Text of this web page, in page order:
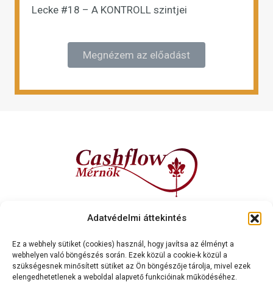
Adatvédelmi áttekintés
Ez a webhely sütiket (cookies) használ, hogy javítsa az élményt a
webhelyen való böngészés során. Ezek közül a cookie-k közül a
szükségesnek minősített sütiket az Ön böngészője tárolja, mivel ezek
elengedhetetlenek a weboldal alapvető funkcióinak működéséhez.
Lecke #18 – A KONTROLL szintjei
Megnézem az előadást
Kapcsolat
2120 Dunakeszi, Dr. Brusznyai Árpád utca 3. Fszt. 2.
+36 70 334 5177
cashflowmernok@gmail.com